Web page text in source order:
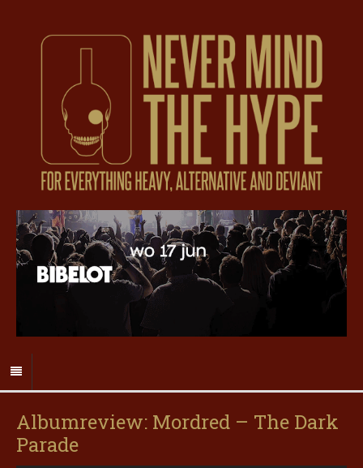
Albumreview: Mordred – The Dark
Parade